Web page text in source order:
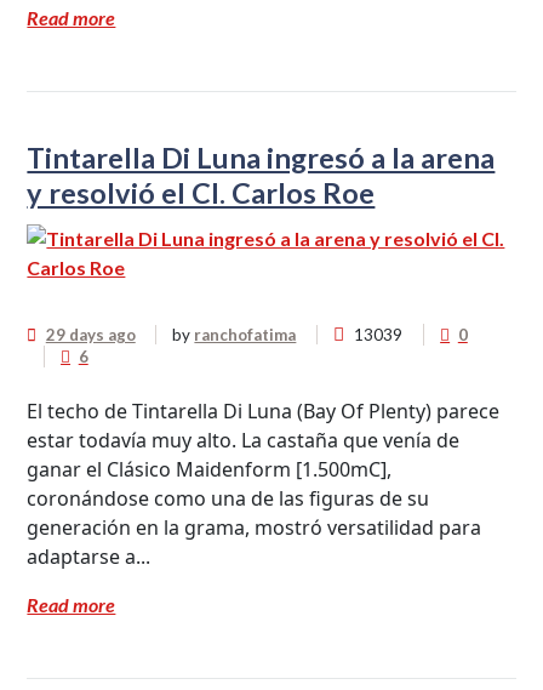
Read more
Tintarella Di Luna ingresó a la arena
y resolvió el Cl. Carlos Roe
29 days ago by ranchofatima 13039
0
6
El techo de Tintarella Di Luna (Bay Of Plenty) parece
estar todavía muy alto. La castaña que venía de
ganar el Clásico Maidenform [1.500mC],
coronándose como una de las figuras de su
generación en la grama, mostró versatilidad para
adaptarse a...
Read more